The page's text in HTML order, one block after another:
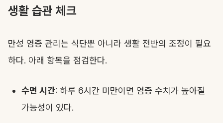
생활 습관 체크
만성 염증 관리는 식단뿐 아니라 생활 전반의 조정이 필요
하다. 아래 항목을 점검한다.
수면 시간: 하루 6시간 미만이면 염증 수치가 높아질
가능성이 있다.